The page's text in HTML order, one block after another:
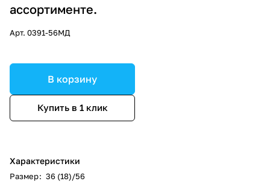
ассортименте.
Арт. 0391-56МД
В корзину
Купить в 1 клик
Характеристики
Размер: 36 (18)/56